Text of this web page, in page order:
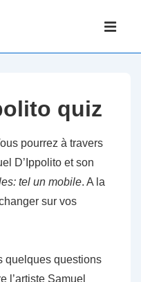
Main
quiz
pourrez à travers
D’Ippolito et son
tel un mobile. A la
sur vos
quelques questions
l’artiste Samuel